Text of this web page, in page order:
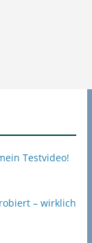
Testvideo!
– wirklich